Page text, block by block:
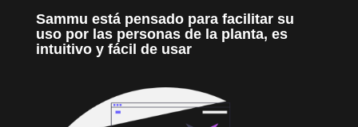
Sammu está pensado para facilitar su
uso por las personas de la planta, es
intuitivo y fácil de usar